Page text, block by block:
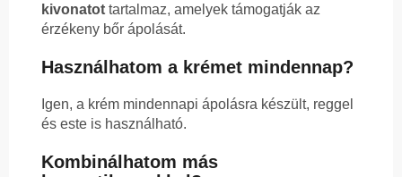
kivonatot tartalmaz, amelyek támogatják az
érzékeny bőr ápolását.
Használhatom a krémet mindennap?
Igen, a krém mindennapi ápolásra készült, reggel
és este is használható.
Kombinálhatom más